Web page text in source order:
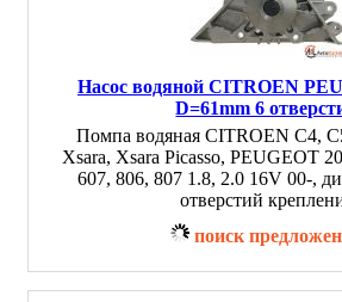
Насос водяной CITROEN
D=61mm 6
Помпа водяная CITROEN C4,
Xsara, Xsara Picasso, PEUGEOT
607, 806, 807 1.8, 2.0 16V 00-,
отверстий
поиск